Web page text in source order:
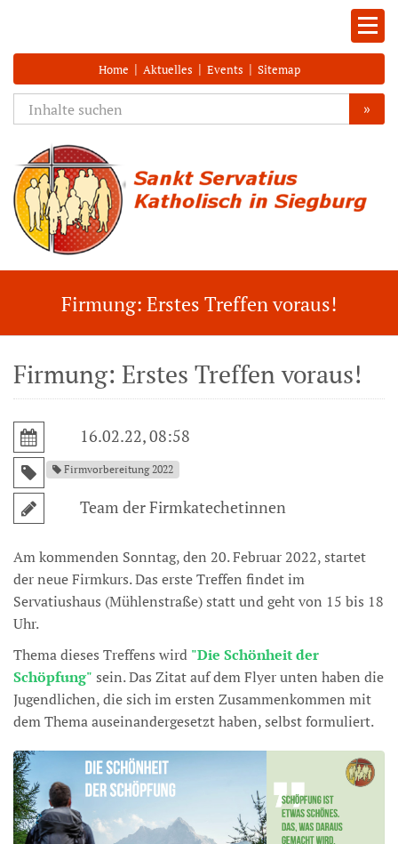
Home | Aktuelles | Events | Sitemap
»
Firmung: Erstes Treffen voraus!
Firmung: Erstes Treffen voraus!
16.02.22, 08:58
Firmvorbereitung 2022
Team der Firmkatechetinnen
Am kommenden Sonntag, den 20. Februar 2022, startet
der neue Firmkurs. Das erste Treffen findet im
Servatiushaus (Mühlenstraße) statt und geht von 15 bis 18
Uhr.
Thema dieses Treffens wird "Die Schönheit der
Schöpfung" sein. Das Zitat auf dem Flyer unten haben die
Jugendlichen, die sich im ersten Zusammenkommen mit
dem Thema auseinandergesetzt haben, selbst formuliert.